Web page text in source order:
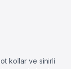
kollar ve sinirli